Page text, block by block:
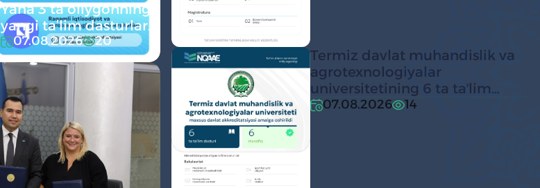
Yana 3 ta oliygohning
yangi ta’lim dasturlari
davlat
akkreditatsiyasidan
o‘tkazildi
07.08.2026 20
Termiz davlat muhandislik va
agrotexnologiyalar
universitetining 6 ta taʼlim
dasturi maxsus davlat
07.08.2026 14